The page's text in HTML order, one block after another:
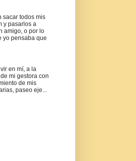
sacar todos mis
y pasarlos a
amigo, o por lo
yo pensaba que
en mí, a la
mi gestora con
de mis
paseo eje...